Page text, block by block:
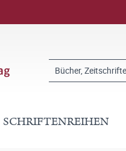
SCHRIFTENREIHEN